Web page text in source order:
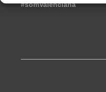
#somValenciana